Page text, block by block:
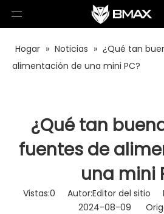
Hogar » Noticias » ¿Qué tan
alimentación de una mini PC?
¿Qué tan
fuentes de
una mini
Vistas:0 Autor:Editor del sitio
2024-08-09